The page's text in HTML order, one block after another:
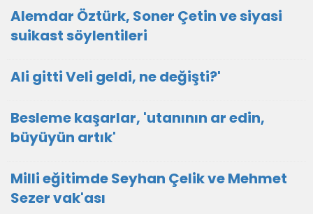
Alemdar Öztürk, Soner Çetin ve siyasi
suikast söylentileri
Ali gitti Veli geldi, ne değişti?'
Besleme kaşarlar, 'utanının ar edin,
büyüyün artık'
Milli eğitimde Seyhan Çelik ve Mehmet
Sezer vak'ası